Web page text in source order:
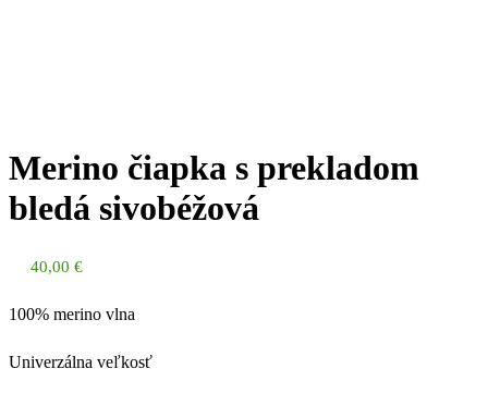
Merino čiapka s prekladom
bledá sivobéžová
40,00 €
100% merino vlna
Univerzálna veľkosť